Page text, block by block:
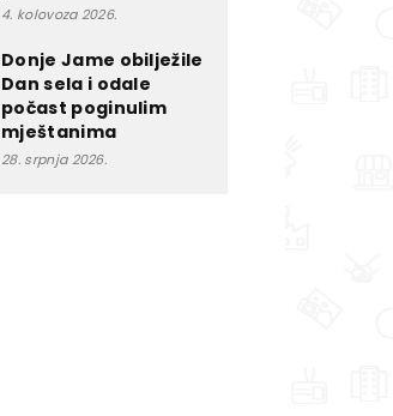
4. kolovoza 2026.
Donje Jame obilježile
Dan sela i odale
počast poginulim
mještanima
28. srpnja 2026.